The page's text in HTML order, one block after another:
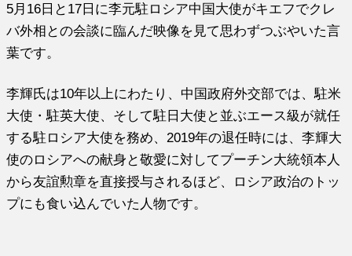
5月16日と17日に李元駐ロシア中国大使がキエフでクレ
バ外相との会談に臨んだ映像を見て思わずつぶやいた言
葉です。
李輝氏は10年以上にわたり、中国政府外交部では、駐米
大使・駐英大使、そして駐日大使と並ぶエース級が就任
する駐ロシア大使を務め、2019年の退任時には、李輝大
使のロシアへの献身と敬愛に対してプーチン大統領本人
から友誼勲章を直接授与されるほど、ロシア政治のトッ
プにも食い込んでいた人物です。